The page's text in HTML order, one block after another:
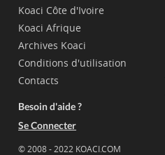
Koaci Côte d'Ivoire
Koaci Afrique
Archives Koaci
Conditions d'utilisation
Contacts
Besoin d'aide ?
Se Connecter
© 2008 - 2022 KOACI.COM